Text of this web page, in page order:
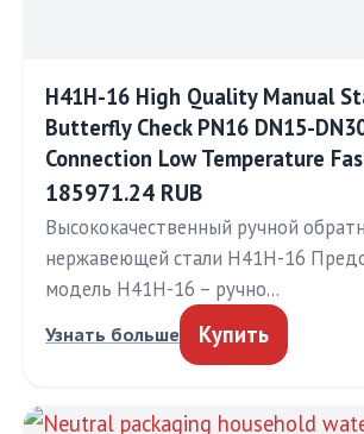
H41H-16 High Quality Manual
Butterfly Check PN16 DN15-
Connection Low Temperature
185971.24 RUB
Высококачественный ручной
нержавеющей стали H41H-16
модель H41H-16 – ручно…
Узнать больше Купить